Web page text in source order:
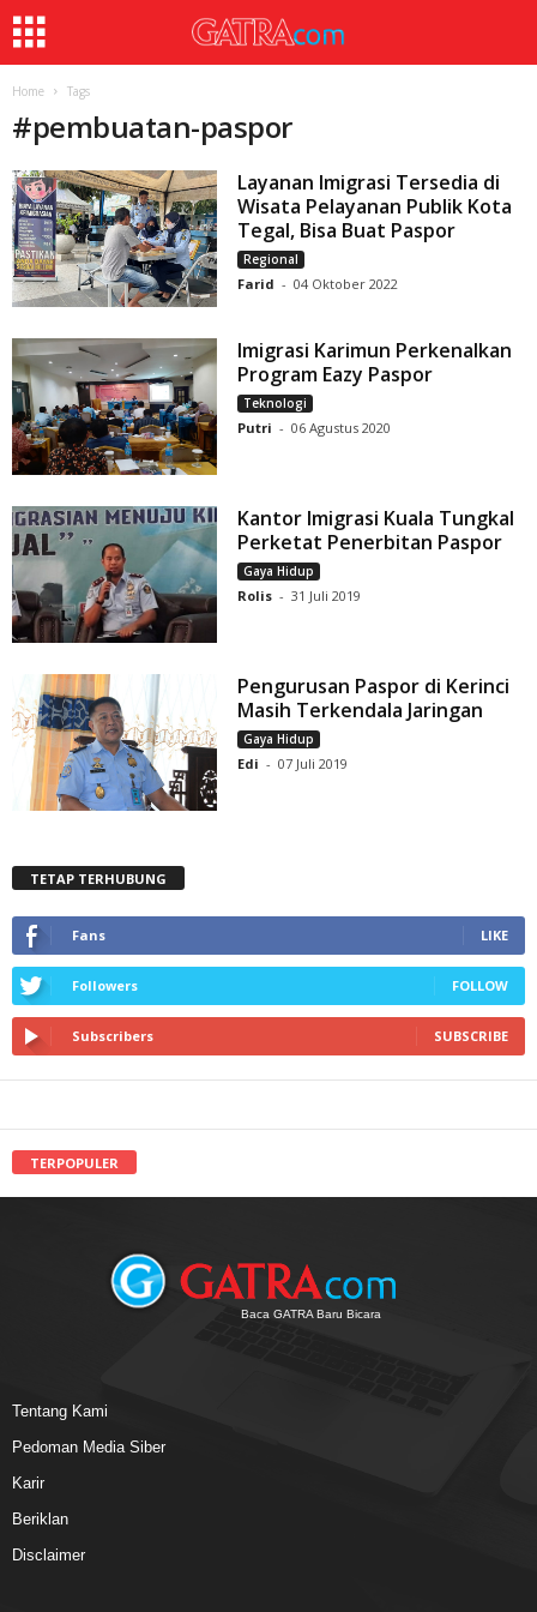
Home Tags
#pembuatan-paspor
Layanan Imigrasi Tersedia di
Wisata Pelayanan Publik Kota
Tegal, Bisa Buat Paspor
Regional
Farid - 04 Oktober 2022
Imigrasi Karimun Perkenalkan
Program Eazy Paspor
Teknologi
Putri - 06 Agustus 2020
Kantor Imigrasi Kuala Tungkal
Perketat Penerbitan Paspor
Gaya Hidup
Rolis - 31 Juli 2019
Pengurusan Paspor di Kerinci
Masih Terkendala Jaringan
Gaya Hidup
Edi - 07 Juli 2019
TETAP TERHUBUNG
Fans LIKE
Followers FOLLOW
Subscribers SUBSCRIBE
TERPOPULER
Baca GATRA Baru Bicara
Tentang Kami
Pedoman Media Siber
Karir
Beriklan
Disclaimer